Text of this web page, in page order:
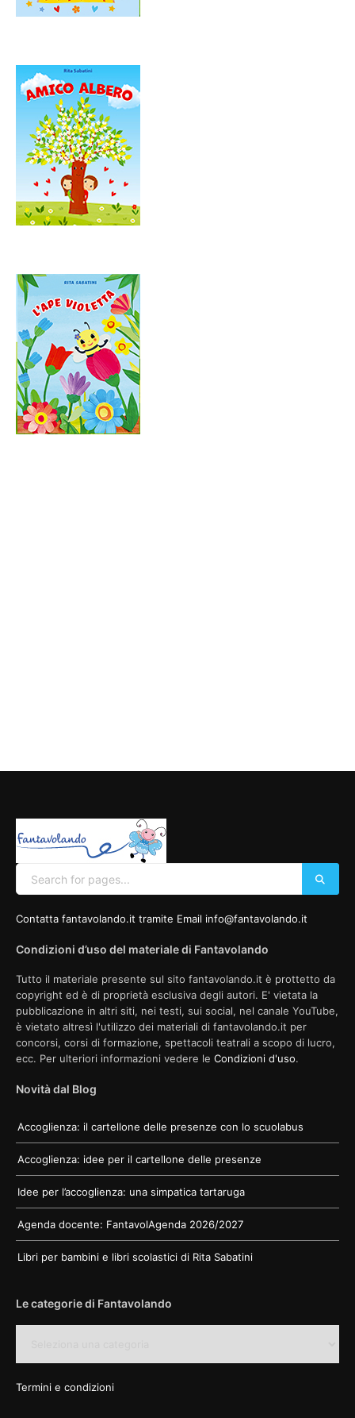
Contatta fantavolando.it tramite Email info@fantavolando.it
Condizioni d’uso del materiale di Fantavolando
Tutto il materiale presente sul sito fantavolando.it è prottetto da
copyright ed è di proprietà esclusiva degli autori. E' vietata la
pubblicazione in altri siti, nei testi, sui social, nel canale YouTube,
è vietato altresì l'utilizzo dei materiali di fantavolando.it per
concorsi, corsi di formazione, spettacoli teatrali a scopo di lucro,
ecc. Per ulteriori informazioni vedere le Condizioni d'uso.
Novità dal Blog
Accoglienza: il cartellone delle presenze con lo scuolabus
Accoglienza: idee per il cartellone delle presenze
Idee per l’accoglienza: una simpatica tartaruga
Agenda docente: FantavolAgenda 2026/2027
Libri per bambini e libri scolastici di Rita Sabatini
Le categorie di Fantavolando
di
Termini e condizioni